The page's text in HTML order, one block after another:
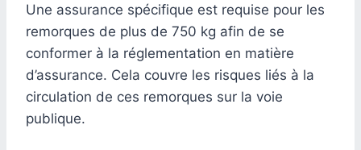
Une assurance spécifique est requise pour les
remorques de plus de 750 kg afin de se
conformer à la réglementation en matière
d’assurance. Cela couvre les risques liés à la
circulation de ces remorques sur la voie
publique.